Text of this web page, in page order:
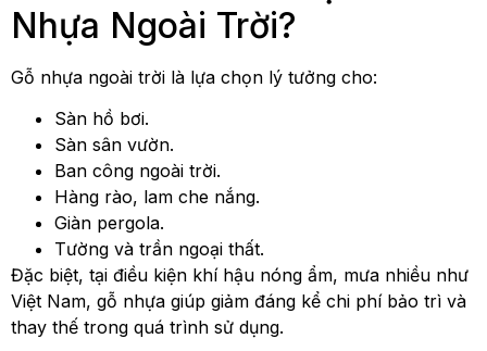
Nhựa Ngoài Trời?
Gỗ nhựa ngoài trời là lựa chọn lý tưởng cho:
Sàn hồ bơi.
Sàn sân vườn.
Ban công ngoài trời.
Hàng rào, lam che nắng.
Giàn pergola.
Tường và trần ngoại thất.
Đặc biệt, tại điều kiện khí hậu nóng ẩm, mưa nhiều như
Việt Nam, gỗ nhựa giúp giảm đáng kể chi phí bảo trì và
thay thế trong quá trình sử dụng.